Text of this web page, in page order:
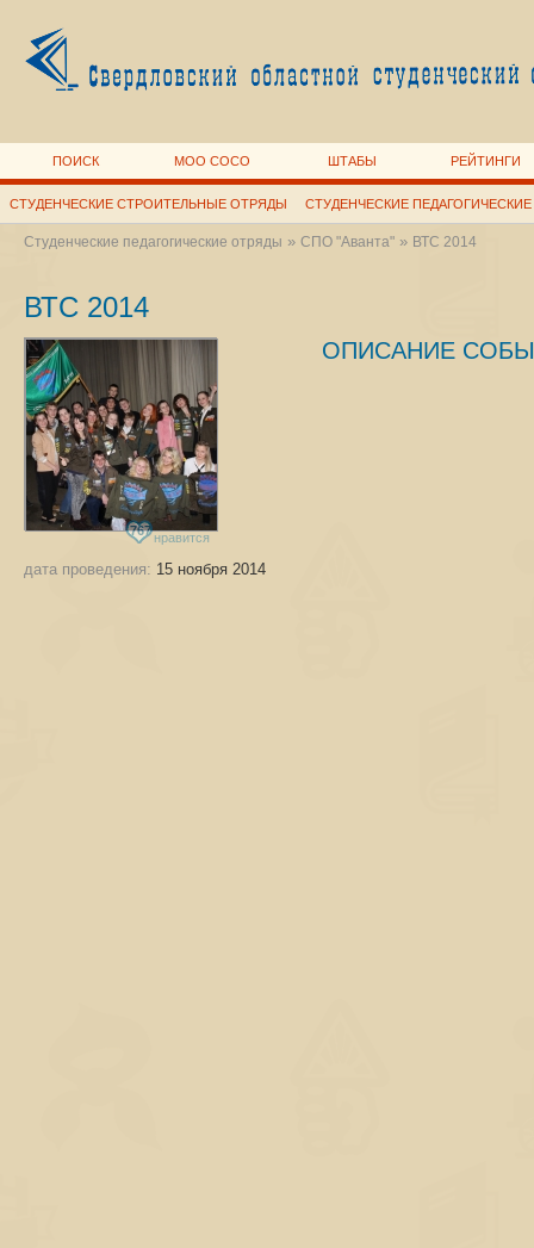
ПОИСК МОО СОСО ШТАБЫ РЕЙТИНГИ
СТУДЕНЧЕСКИЕ СТРОИТЕЛЬНЫЕ ОТРЯДЫ СТУДЕНЧЕСКИЕ
Студенческие педагогические отряды » СПО "Аванта"» ВТС 2014
ВТС 2014
767 нравится
дата проведения: 15 ноября 2014
ОПИСАНИЕ